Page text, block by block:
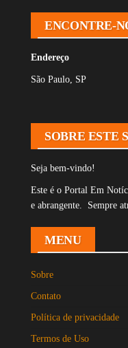
ENCONTRE-
Endereço
São Paulo, SP
SOBRE ESTE
Seja bem-vindo!
Este é o Portal Em
e abrangente. Sempre
MENU
Sobre
Contato
Política de privacidade
Termos de Uso